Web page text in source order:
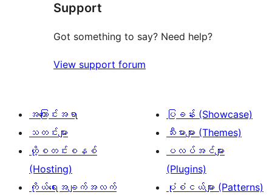
Support
Got something to say? Need help?
View support forum
အကြောင်းအရာ
သတင်းများ
ဟို့စတင်းစနစ်
(Hosting)
ကိုယ်ရေးအချက်အလက်
ပြခန်း (Showcase)
သီးမားများ (Themes)
ပလပ်အင်များ
(Plugins)
ပုံစံငယ်များ (Patterns)